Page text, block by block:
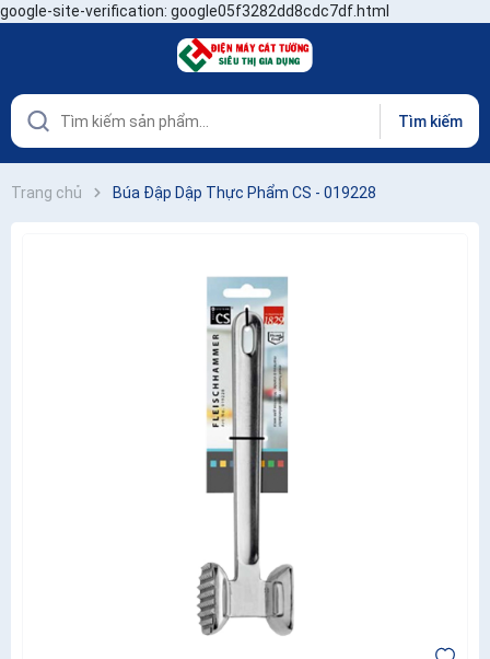
google-site-verification: google05f3282dd8cdc7df.html
Tìm kiếm
Trang chủ Búa Đập Dập Thực Phẩm CS - 019228